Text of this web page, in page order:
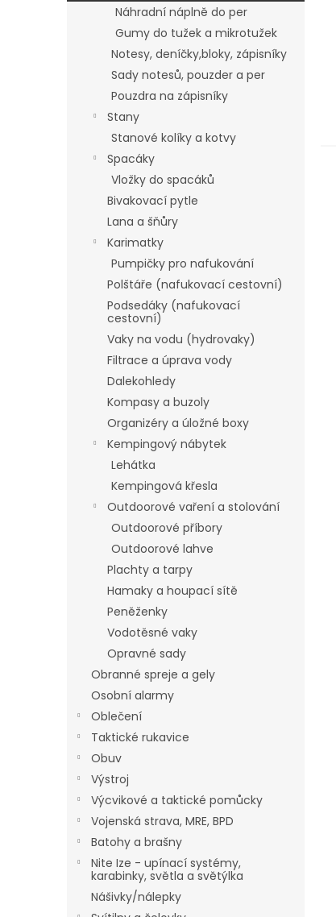
Náhradní náplně do per
Gumy do tužek a mikrotužek
Notesy, deníčky,bloky, zápisníky
Sady notesů, pouzder a per
Pouzdra na zápisníky
Stany
Stanové kolíky a kotvy
Spacáky
Vložky do spacáků
Bivakovací pytle
Lana a šňůry
Karimatky
Pumpičky pro nafukování
Polštáře (nafukovací cestovní)
Podsedáky (nafukovací
cestovní)
Vaky na vodu (hydrovaky)
Filtrace a úprava vody
Dalekohledy
Kompasy a buzoly
Organizéry a úložné boxy
Kempingový nábytek
Lehátka
Kempingová křesla
Outdoorové vaření a stolování
Outdoorové příbory
Outdoorové lahve
Plachty a tarpy
Hamaky a houpací sítě
Peněženky
Vodotěsné vaky
Opravné sady
Obranné spreje a gely
Osobní alarmy
Oblečení
Taktické rukavice
Obuv
Výstroj
Výcvikové a taktické pomůcky
Vojenská strava, MRE, BPD
Batohy a brašny
Nite Ize - upínací systémy,
karabinky, světla a světýlka
Nášivky/nálepky